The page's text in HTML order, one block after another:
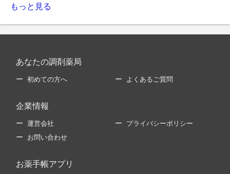
もっと見る
あなたの調剤薬局
初めての方へ よくあるご質問
企業情報
運営会社 プライバシーポリシー
お問い合わせ
お薬手帳アプリ